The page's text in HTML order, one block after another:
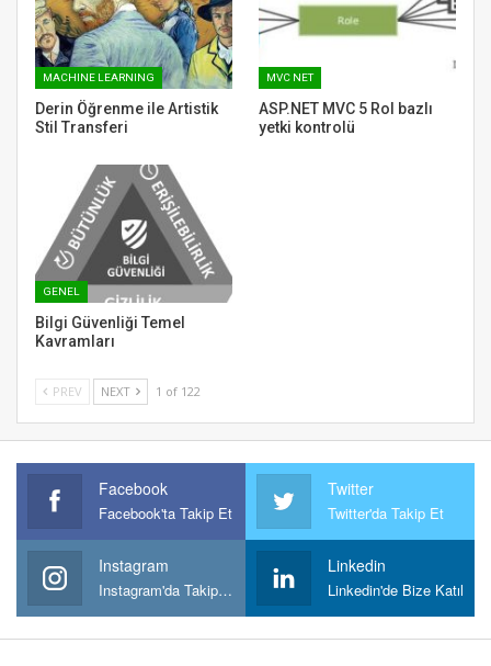
MACHINE LEARNING
Derin Öğrenme ile Artistik
Stil Transferi
MVC NET
ASP.NET MVC 5 Rol bazlı
yetki kontrolü
GENEL
Bilgi Güvenliği Temel
Kavramları
PREV NEXT 1 of 122
Facebook
Facebook'ta Takip Et
Twitter
Twitter'da Takip Et
Instagram
Instagram'da Takipt Et
Linkedin
Linkedin'de Bize Katıl